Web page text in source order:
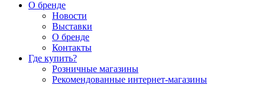
О бренде
Новости
Выставки
О бренде
Контакты
Где купить?
Розничные магазины
Рекомендованные интернет-магазины